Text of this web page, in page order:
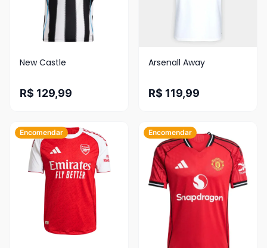
New Castle
R$ 129,99
Arsenall Away
R$ 119,99
Encomendar Encomendar